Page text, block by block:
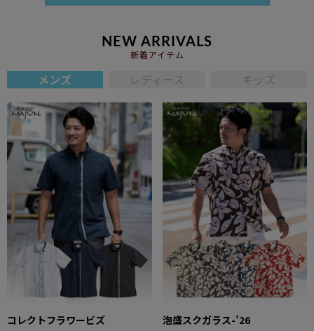
NEW ARRIVALS
新着アイテム
メンズ レディース キッズ
コレクトフラワービズ
泡盛スクガラス-’26